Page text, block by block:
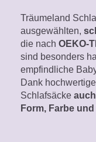
Träumeland
ausgewählten,
die nach OEKO-
sind besonders
empfindliche
Dank
Schlafsäcke
Form, Farbe